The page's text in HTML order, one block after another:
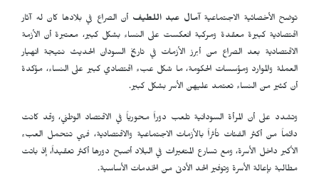
توضح الأخصائية الاجتماعيةآمال عبد اللطيف أن الصراع في بلادها كان له آثار
اقتصادية كبيرة معقدة ومركبة انعكست على النساء بشكل كبير، معتبرة أن الأزمة
الاقتصادية بعد الصراع من أبرز الأزمات في تاريخ السودان الحديث نتيجة انهيار
العملة والموارد ومؤسسات الحكومة، ما شكل عبء اقتصادي كبير على النساء، مؤكدة
أن كثير من النساء تعتمد عليهن الأسر بشكل كبير.
وتشدد على أن المرأة السودانية تلعب دوراً محورياً في الاقتصاد الوطني، وقد كانت
دائماً من أكثر الفئات تأثراً بالأزمات الاجتماعية والاقتصادية، فهي تتحمل العبء
الأكبر داخل الأسرة، ومع تسارع المتغيرات في البلاد أصبح دورها أكثر تعقيداً، إذ باتت
مطالبة بإعالة الأسرة وتوفير الحد الأدنى من الخدمات الأساسية.